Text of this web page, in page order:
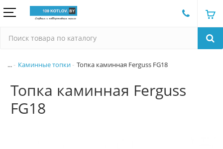
... Каминные топки Топка каминная Ferguss FG18
Топка каминная Ferguss
FG18